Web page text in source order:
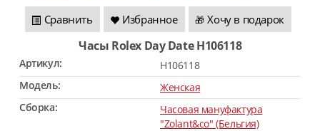
Сравнить Избранное 🎁 Хочу в подарок
Часы Rolex Day Date H106118
Артикул:
H106118
Модель:
Женская
Сборка:
Часовая мануфактура
"Zolant&co" (Бельгия)